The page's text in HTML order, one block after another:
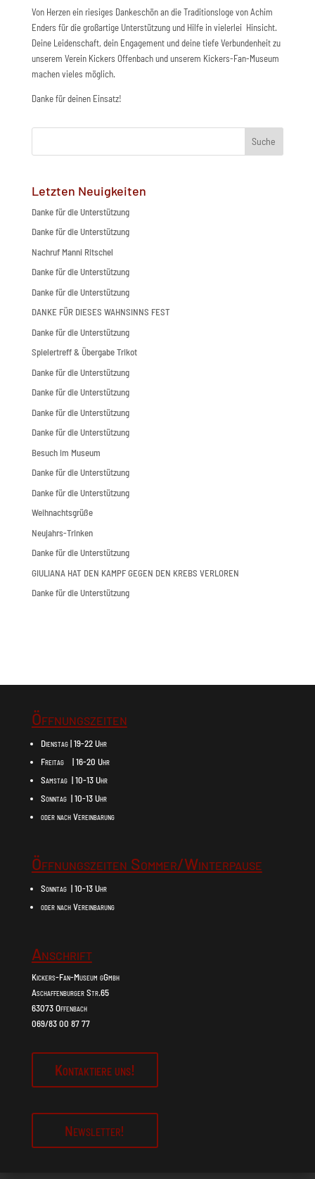
Von Herzen ein riesiges Dankeschön an die Traditionsloge von Achim
Enders für die großartige Unterstützung und Hilfe in vielerlei Hinsicht.
Deine Leidenschaft, dein Engagement und deine tiefe Verbundenheit zu
unserem Verein Kickers Offenbach und unserem Kickers-Fan-Museum
machen vieles möglich.
Danke für deinen Einsatz!
Suche
Letzten Neuigkeiten
Danke für die Unterstützung
Danke für die Unterstützung
Nachruf Manni Ritschel
Danke für die Unterstützung
Danke für die Unterstützung
DANKE FÜR DIESES WAHNSINNS FEST
Danke für die Unterstützung
Spielertreff & Übergabe Trikot
Danke für die Unterstützung
Danke für die Unterstützung
Danke für die Unterstützung
Danke für die Unterstützung
Besuch im Museum
Danke für die Unterstützung
Danke für die Unterstützung
Weihnachtsgrüße
Neujahrs-Trinken
Danke für die Unterstützung
GIULIANA HAT DEN KAMPF GEGEN DEN KREBS VERLOREN
Danke für die Unterstützung
Öffnungszeiten
Dienstag | 19-22 Uhr
Freitag | 16-20 Uhr
Samstag | 10-13 Uhr
Sonntag | 10-13 Uhr
oder nach Vereinbarung
Öffnungszeiten Sommer/Winterpause
Sonntag | 10-13 Uhr
oder nach Vereinbarung
Anschrift
Kickers-Fan-Museum gGmbh
Aschaffenburger Str.65
63073 Offenbach
069/83 00 87 77
Kontaktiere uns!
Newsletter!